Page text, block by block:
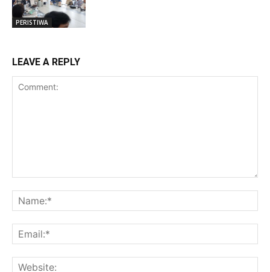
PERISTIWA
LEAVE A REPLY